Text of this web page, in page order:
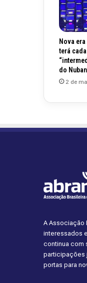
Nova
terá
do
2 de
A Associação
interessados
continua com
participações
portas para